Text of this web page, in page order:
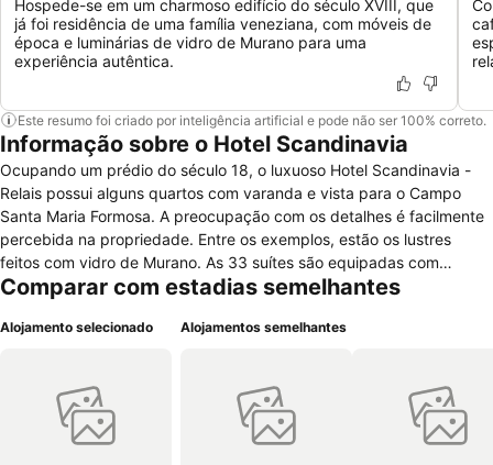
Hospede-se em um charmoso edifício do século XVIII, que
já foi residência de uma família veneziana, com móveis de
época e luminárias de vidro de Murano para uma
experiência autêntica.
Este resumo foi criado por inteligência artificial e pode não ser 100% correto.
Informação sobre o Hotel Scandinavia
Ocupando um prédio do século 18, o luxuoso Hotel Scandinavia -
Relais possui alguns quartos com varanda e vista para o Campo
Santa Maria Formosa. A preocupação com os detalhes é facilmente
percebida na propriedade. Entre os exemplos, estão os lustres
feitos com vidro de Murano. As 33 suítes são equipadas com
frigobar, ar-condicionado, televisão e telefone, além de cofre e
apartamentos a uma curta distância do prédio principal. Eles podem
Relais. A recepção é 24 horas, e há livros à disposição de quem
passa por lá. O café da manhã está incluído em determinadas
diárias. Os restaurantes Al Mascaron, Alburchiello e Osteria alle
Comparar com estadias semelhantes
Alojamento selecionado Alojamentos semelhantes